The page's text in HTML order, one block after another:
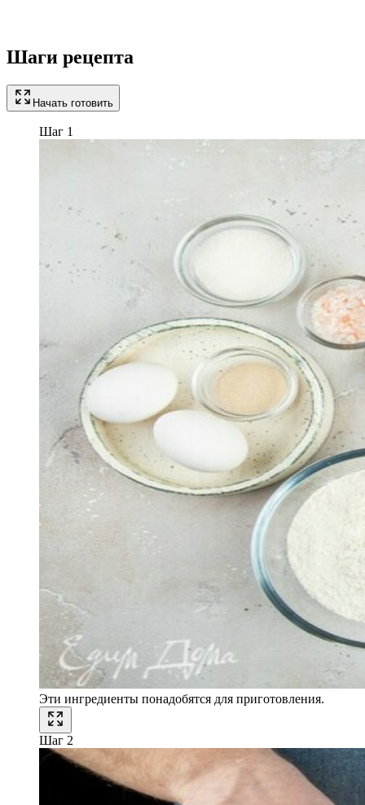
Шаги рецепта
Начать готовить
Шаг 1
Эти ингредиенты понадобятся для приготовления.
Шаг 2